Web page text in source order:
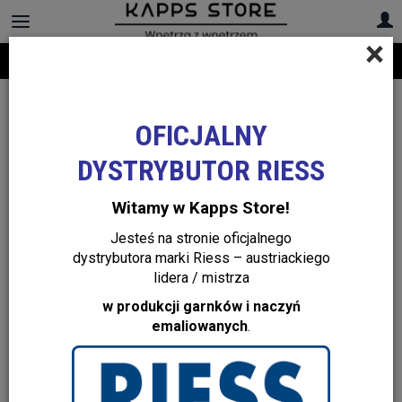
+48 22 299 19 84
×
OFICJALNY
DYSTRYBUTOR RIESS
Witamy w Kapps Store!
Jesteś na stronie oficjalnego
dystrybutora marki Riess – austriackiego
lidera / mistrza
w produkcji garnków i naczyń
emaliowanych.